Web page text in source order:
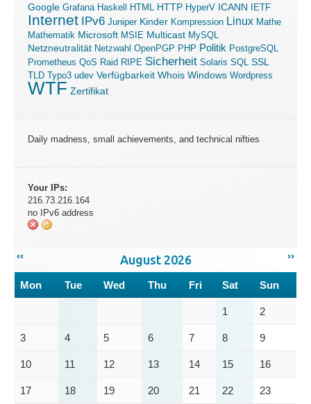
Google Grafana Haskell HTML HTTP HyperV ICANN IETF
Internet IPv6 Juniper Kinder Kompression Linux Mathe
Mathematik Microsoft MSIE Multicast MySQL
Netzneutralität Netzwahl OpenPGP PHP Politik PostgreSQL
Prometheus QoS Raid RIPE Sicherheit Solaris SQL SSL
TLD Typo3 udev Verfügbarkeit Whois Windows Wordpress
WTF Zertifikat
Daily madness, small achievements, and technical nifties
Your IPs:
216.73.216.164
no IPv6 address
‹‹ ››
August 2026
Mon Tue Wed Thu Fri Sat Sun
1 2
3 4 5 6 7 8 9
10 11 12 13 14 15 16
17 18 19 20 21 22 23